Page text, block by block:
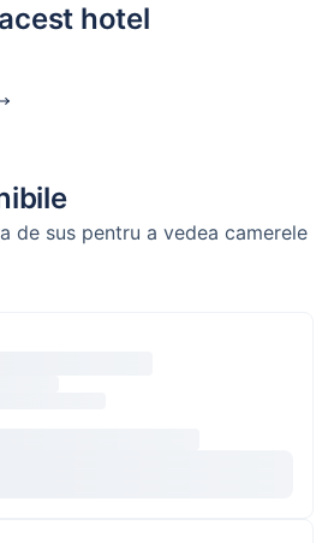
hotel
de sus pentru a vedea camerele